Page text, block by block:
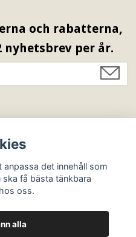
och rabatterna,
nyhetsbrev per år.
det innehåll som
få bästa tänkbara
oss.
alla